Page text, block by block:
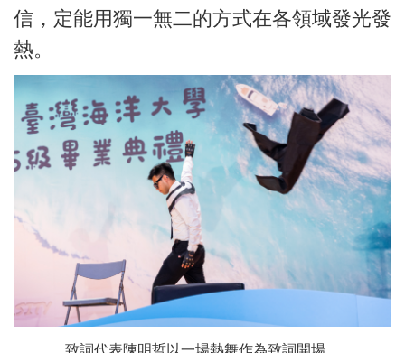
信，定能用獨一無二的方式在各領域發光發
熱。
致詞代表陳明哲以一場熱舞作為致詞開場。